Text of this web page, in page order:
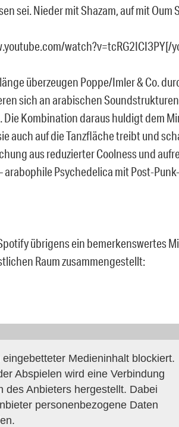
sei. Nieder mit Shazam, auf mit Oum
watch?v=tcRG2ICI3PY[/
überzeugen Poppe/Imler & Co.
sich an arabischen
Kombination daraus huldigt dem
auch auf die Tanzfläche treibt und
aus reduzierter Coolness und
arabophile Psychedelica mit Post-
übrigens ein bemerkenswertes
Raum zusammengestellt:
Medieninhalt blockiert.
Abspielen wird eine Verbindung
des Anbieters hergestellt. Dabei
personenbezogene Daten